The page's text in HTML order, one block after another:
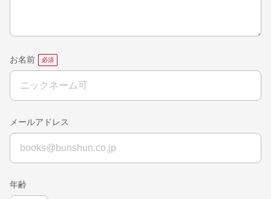
お名前
メールアドレス
年齢